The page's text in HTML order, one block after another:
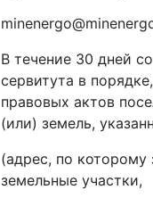
В течение 30 дней
сервитута в
правовых актов
(или) земель,
(адрес, по которому
земельные участки,